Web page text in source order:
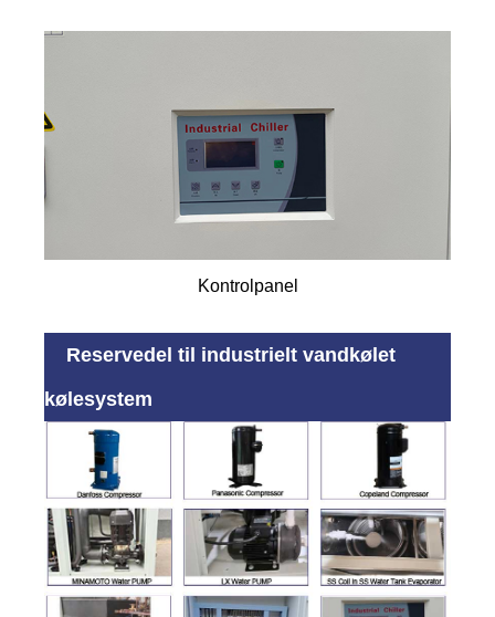
Kontrolpanel
Reservedel til industrielt vandkølet
kølesystem